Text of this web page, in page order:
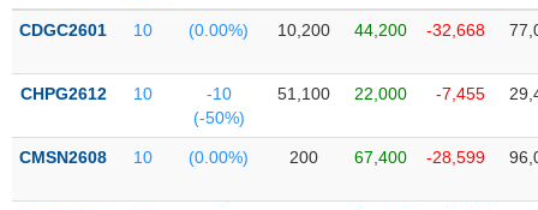
phiếu
chi
CDGC2601 10 (0.00%) 10,200 44,200 -32,668
CHPG2612 10
-10
(-50%)
51,100 22,000 -7,455
CMSN2608 10 (0.00%) 200 67,400 -28,599
(-)
SECTOR